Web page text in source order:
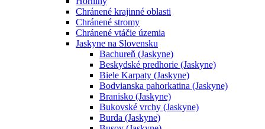
Chránené krajinné oblasti
Chránené stromy
Chránené vtáčie územia
Jaskyne na Slovensku
Bachureň (Jaskyne)
Beskydské predhorie (Jaskyne)
Biele Karpaty (Jaskyne)
Bodvianska pahorkatina (Jaskyne)
Branisko (Jaskyne)
Bukovské vrchy (Jaskyne)
Burda (Jaskyne)